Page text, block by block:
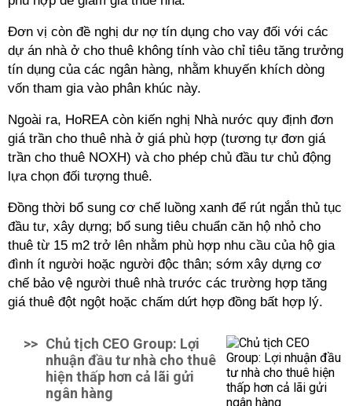
Đơn vị còn đề nghị dư nợ tín dụng cho vay đối với các
dự án nhà ở cho thuê không tính vào chỉ tiêu tăng trưởng
tín dụng của các ngân hàng, nhằm khuyến khích dòng
vốn tham gia vào phân khúc này.
Ngoài ra, HoREA còn kiến nghị Nhà nước quy định đơn
giá trần cho thuê nhà ở giá phù hợp (tương tự đơn giá
trần cho thuê NOXH) và cho phép chủ đầu tư chủ động
lựa chọn đối tượng thuê.
Đồng thời bổ sung cơ chế luồng xanh để rút ngắn thủ tục
đầu tư, xây dựng; bổ sung tiêu chuẩn căn hộ nhỏ cho
thuê từ 15 m2 trở lên nhằm phù hợp nhu cầu của hộ gia
đình ít người hoặc người độc thân; sớm xây dựng cơ
chế bảo vệ người thuê nhà trước các trường hợp tăng
giá thuê đột ngột hoặc chấm dứt hợp đồng bất hợp lý.
>> Chủ tịch CEO Group: Lợi
nhuận đầu tư nhà cho thuê
hiện thấp hơn cả lãi gửi
ngân hàng